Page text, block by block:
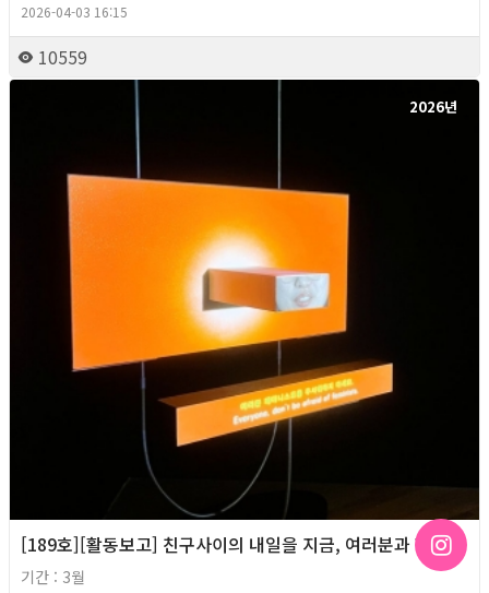
2026-04-03 16:15
10559
2026년
[189호][활동보고] 친구사이의 내일을 지금, 여러분과 함께.
기간 : 3월